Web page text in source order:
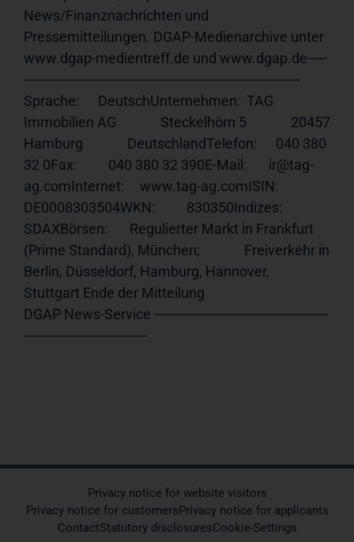
News/Finanznachrichten und
Pressemitteilungen. DGAP-Medienarchive unter
www.dgap-medientreff.de und www.dgap.de-----
----------------------------------------------------------------------
Sprache:      DeutschUnternehmen:  TAG
Immobilien AG              Steckelhörn 5              20457
Hamburg              DeutschlandTelefon:      040 380
32 0Fax:          040 380 32 390E-Mail:       ir@tag-
ag.comInternet: www.tag-ag.comISIN:
DE0008303504WKN:          830350Indizes:
SDAXBörsen:       Regulierter Markt in Frankfurt
(Prime Standard), München;              Freiverkehr in
Berlin, Düsseldorf, Hamburg, Hannover,
Stuttgart Ende der Mitteilung
DGAP News-Service --------------------------------------------
-------------------------------
Privacy notice for website visitors
Privacy notice for customersPrivacy notice for applicants
ContactStatutory disclosuresCookie-Settings